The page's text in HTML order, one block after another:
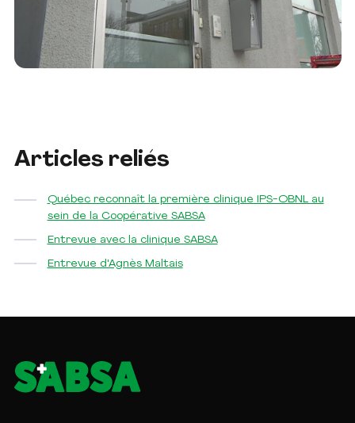
Articles reliés
Québec reconnaît la première clinique IPS-OBNL au
sein de la Coopérative SABSA
Entrevue avec la clinique SABSA
Entrevue d'Agnès Maltais